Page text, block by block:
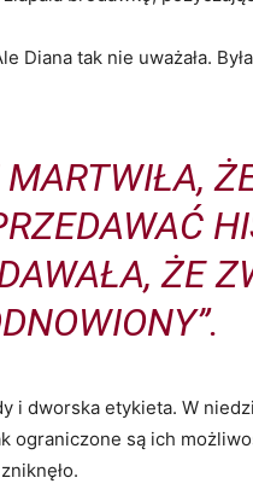
Diana tak nie uważała.
ŻE
i dworska etykieta. W
ograniczone są ich